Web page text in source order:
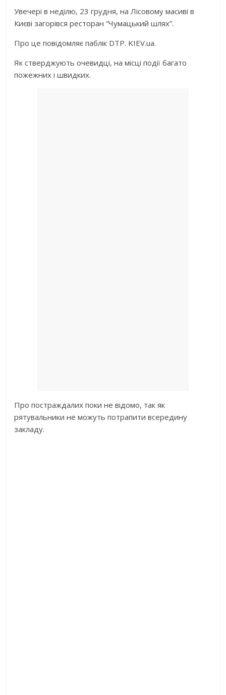
Увечері в неділю, 23 грудня, на Лісовому масиві в
Києві загорівся ресторан “Чумацький шлях”.
Про це повідомляє паблік DTP. KIEV.ua.
Як стверджують очевидці, на місці події багато
пожежних і швидких.
Про постраждалих поки не відомо, так як
рятувальники не можуть потрапити всередину
закладу.